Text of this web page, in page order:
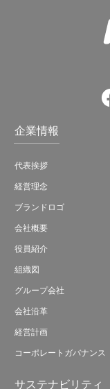
企業情報
代表挨拶
経営理念
ブランドロゴ
会社概要
役員紹介
組織図
グループ会社
会社沿革
経営計画
コーポレートガバナンス
サステナビリティ